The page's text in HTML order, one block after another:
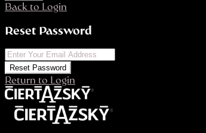
Back to Login
Reset Password
Reset Password
Return to Login